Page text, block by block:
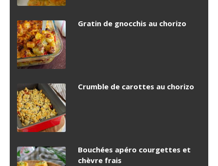
Gratin de gnocchis au chorizo
Crumble de carottes au chorizo
Bouchées apéro courgettes et
chèvre frais